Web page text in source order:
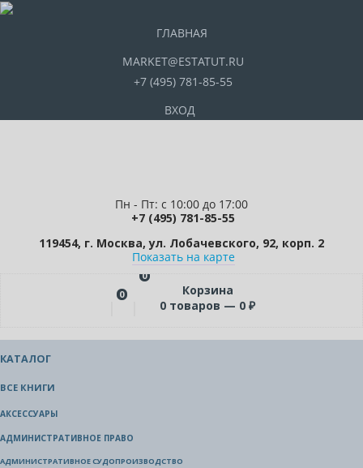
ГЛАВНАЯ
MARKET@ESTATUT.RU
+7 (495) 781-85-55
ВХОД
Пн - Пт: с 10:00 до 17:00
+7 (495) 781-85-55
119454, г. Москва, ул. Лобачевского, 92, корп. 2
Показать на карте
0
0
Корзина
0 товаров — 0 ₽
КАТАЛОГ
ВСЕ КНИГИ
АКСЕССУАРЫ
АДМИНИСТРАТИВНОЕ ПРАВО
АДМИНИСТРАТИВНОЕ СУДОПРОИЗВОДСТВО